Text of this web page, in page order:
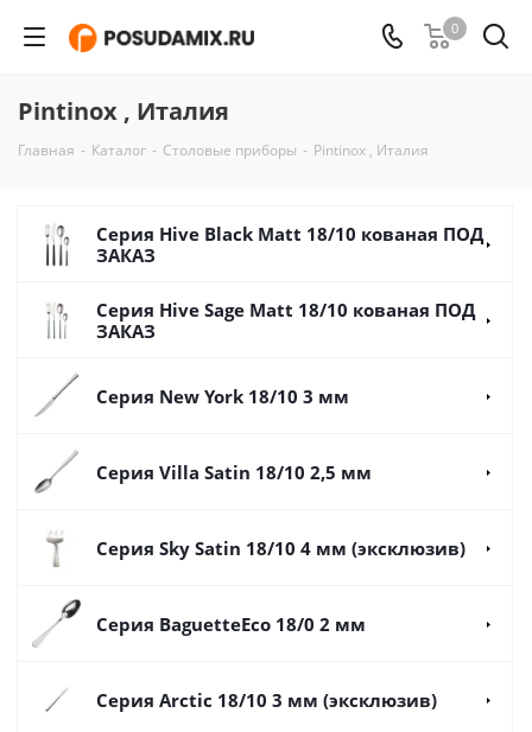
0
Pintinox , Италия
Главная - Каталог - Столовые приборы - Pintinox , Италия
Серия Hive Black Matt 18/10 кованая ПОД
ЗАКАЗ
Серия Hive Sage Matt 18/10 кованая ПОД
ЗАКАЗ
Серия New York 18/10 3 мм
Серия Villa Satin 18/10 2,5 мм
Серия Sky Satin 18/10 4 мм (эксклюзив)
Серия BaguetteEco 18/0 2 мм
Серия Arctic 18/10 3 мм (эксклюзив)